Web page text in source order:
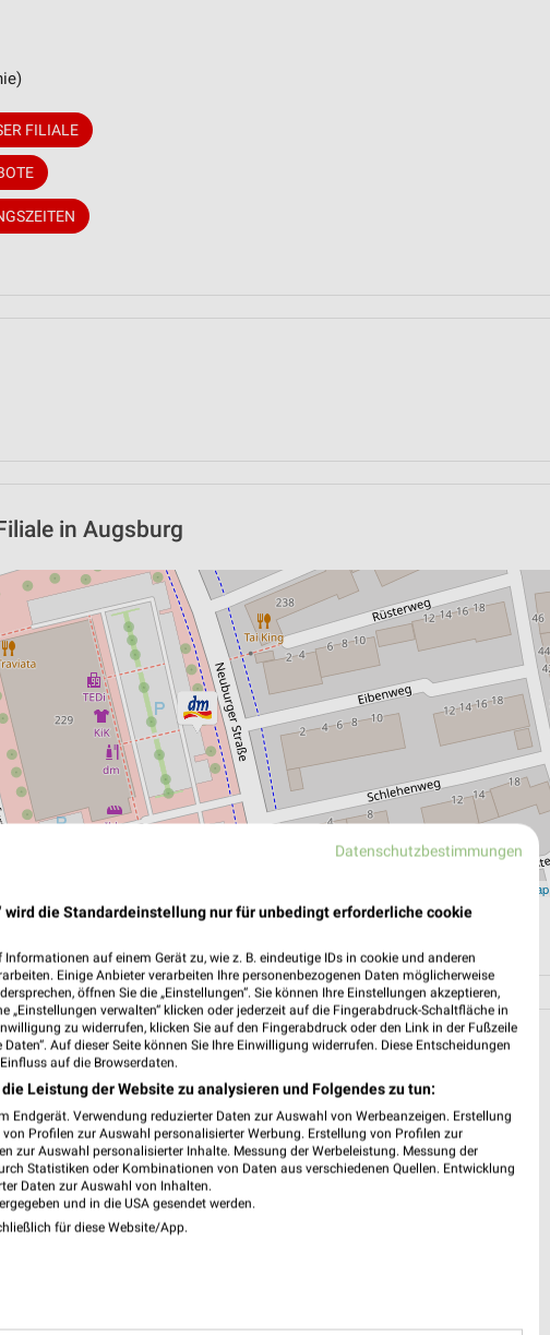
FILIALE
in Augsburg
OpenStreetMap
Datenschutzbestimmungen
wird die Standardeinstellung nur für unbedingt erforderliche cookie
auf einem Gerät zu, wie z. B. eindeutige IDs in cookie und anderen
Einige Anbieter verarbeiten Ihre personenbezogenen Daten möglicherweise
öffnen Sie die „Einstellungen“. Sie können Ihre Einstellungen akzeptieren,
„Einstellungen verwalten“ klicken oder jederzeit auf die Fingerabdruck-Schaltfläche in
zu widerrufen, klicken Sie auf den Fingerabdruck oder den Link in der Fußzeile
Auf dieser Seite können Sie Ihre Einwilligung widerrufen. Diese Entscheidungen
auf die Browserdaten.
Leistung der Website zu analysieren und Folgendes zu tun:
Verwendung reduzierter Daten zur Auswahl von Werbeanzeigen. Erstellung
Profilen zur Auswahl personalisierter Werbung. Erstellung von Profilen zur
zur Auswahl personalisierter Inhalte. Messung der Werbeleistung. Messung der
Statistiken oder Kombinationen von Daten aus verschiedenen Quellen. Entwicklung
Daten zur Auswahl von Inhalten.
und in die USA gesendet werden.
für diese Website/App.